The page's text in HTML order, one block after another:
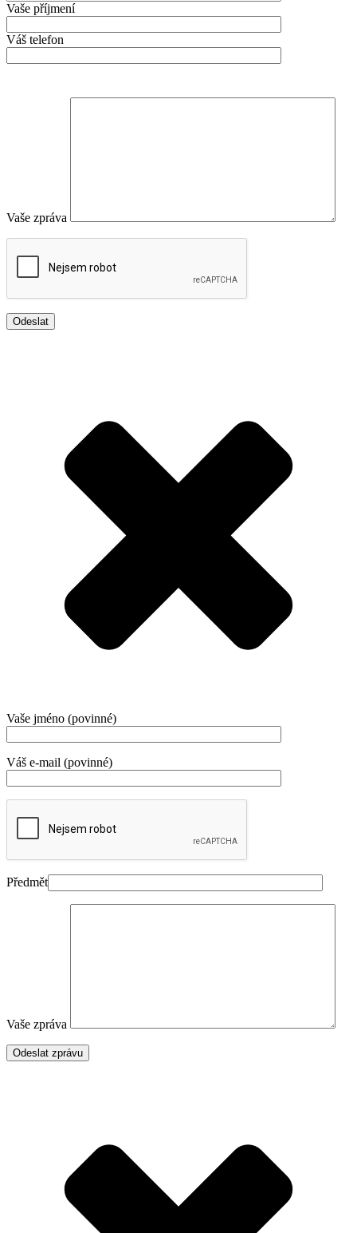
Vaše příjmení
Váš telefon
Vaše zpráva
Vaše jméno (povinné)
Váš e-mail (povinné)
Předmět
Vaše zpráva